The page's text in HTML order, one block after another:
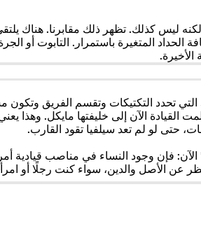
لكنه ليس كذلك. تظهر ذلك مقابرنا. هناك
الحداد المتغيرة باستمرار. التابوت أو
الأخيرة.
تحدد التكتيكات وتقسم الفريق
القيادة الآن إلى خليفتها مايكل. وهذا
حتى لو لم تعد سيلفيا تقود القارب.
فإن وجود النساء في مناصب قيادية
الأصل والدين، سواء كنت رجلًا أو